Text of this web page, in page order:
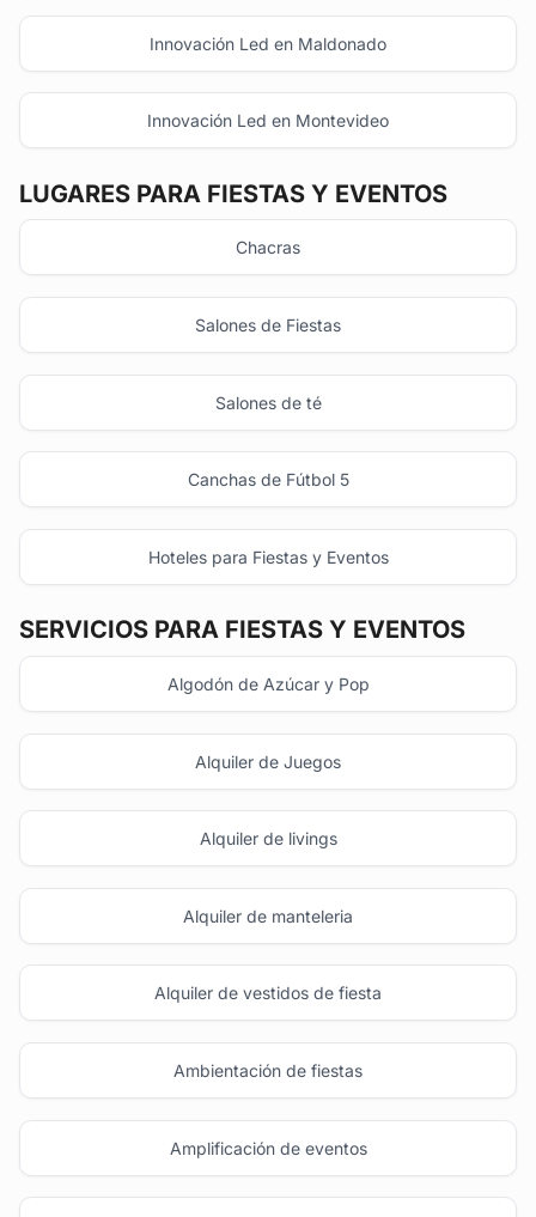
Innovación Led en Maldonado
Innovación Led en Montevideo
LUGARES PARA FIESTAS Y EVENTOS
Chacras
Salones de Fiestas
Salones de té
Canchas de Fútbol 5
Hoteles para Fiestas y Eventos
SERVICIOS PARA FIESTAS Y EVENTOS
Algodón de Azúcar y Pop
Alquiler de Juegos
Alquiler de livings
Alquiler de manteleria
Alquiler de vestidos de fiesta
Ambientación de fiestas
Amplificación de eventos